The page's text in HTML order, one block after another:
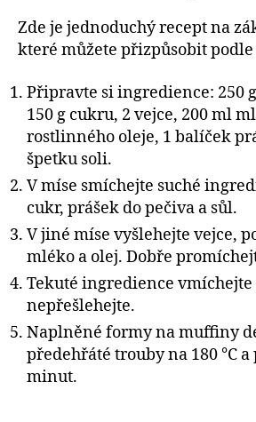
Zde je jednoduchý recept na
které můžete přizpůsobit
Připravte si ingredience: 250
150 g cukru, 2 vejce, 200 ml
rostlinného oleje, 1 balíček
špetku soli.
V míse smíchejte suché
cukr, prášek do pečiva a sůl.
V jiné míse vyšlehejte vejce,
mléko a olej. Dobře
Tekuté ingredience vmíchejte
nepřešlehejte.
Naplněné formy na muffiny
předehřáté trouby na 180 °C a
minut.